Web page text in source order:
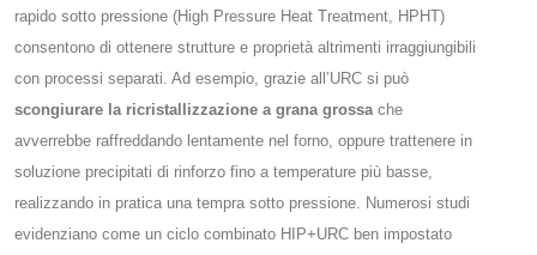
rapido sotto pressione (High Pressure Heat Treatment, HPHT)
consentono di ottenere strutture e proprietà altrimenti irraggiungibili
con processi separati. Ad esempio, grazie all’URC si può
scongiurare la ricristallizzazione a grana grossache
avverrebbe raffreddando lentamente nel forno, oppure trattenere in
soluzione precipitati di rinforzo fino a temperature più basse,
realizzando in pratica una tempra sotto pressione. Numerosi studi
evidenziano come un ciclo combinato HIP+URC ben impostato